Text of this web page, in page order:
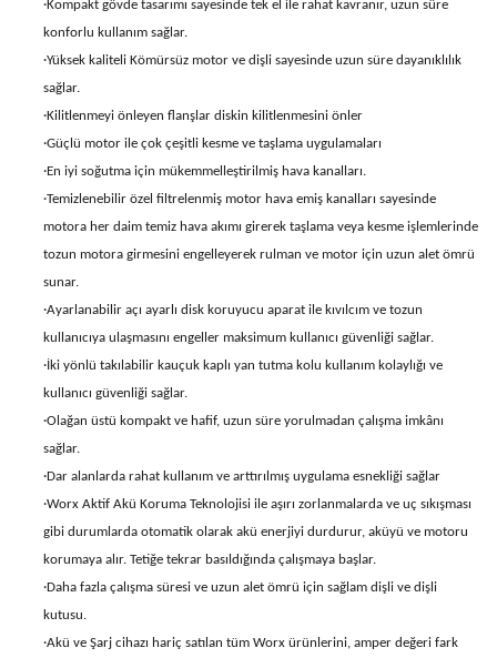
·Kompakt gövde tasarımı sayesinde tek el ile rahat kavranır, uzun süre
konforlu kullanım sağlar.
·Yüksek kaliteli Kömürsüz motor ve dişli sayesinde uzun süre dayanıklılık
sağlar.
·Kilitlenmeyi önleyen flanşlar diskin kilitlenmesini önler
·Güçlü motor ile çok çeşitli kesme ve taşlama uygulamaları
·En iyi soğutma için mükemmelleştirilmiş hava kanalları.
·Temizlenebilir özel filtrelenmiş motor hava emiş kanalları sayesinde
motora her daim temiz hava akımı girerek taşlama veya kesme işlemlerinde
tozun motora girmesini engelleyerek rulman ve motor için uzun alet ömrü
sunar.
·Ayarlanabilir açı ayarlı disk koruyucu aparat ile kıvılcım ve tozun
kullanıcıya ulaşmasını engeller maksimum kullanıcı güvenliği sağlar.
·İki yönlü takılabilir kauçuk kaplı yan tutma kolu kullanım kolaylığı ve
kullanıcı güvenliği sağlar.
·Olağan üstü kompakt ve hafif, uzun süre yorulmadan çalışma imkânı
sağlar.
·Dar alanlarda rahat kullanım ve arttırılmış uygulama esnekliği sağlar
·Worx Aktif Akü Koruma Teknolojisi ile aşırı zorlanmalarda ve uç sıkışması
gibi durumlarda otomatik olarak akü enerjiyi durdurur, aküyü ve motoru
korumaya alır. Tetiğe tekrar basıldığında çalışmaya başlar.
·Daha fazla çalışma süresi ve uzun alet ömrü için sağlam dişli ve dişli
kutusu.
·Akü ve Şarj cihazı hariç satılan tüm Worx ürünlerini, amper değeri fark